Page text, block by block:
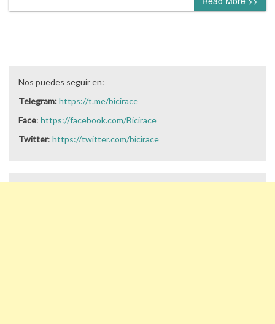
Nos puedes seguir en:
Telegram:https://t.me/bicirace
Face: https://facebook.com/Bicirace
Twitter: https://twitter.com/bicirace